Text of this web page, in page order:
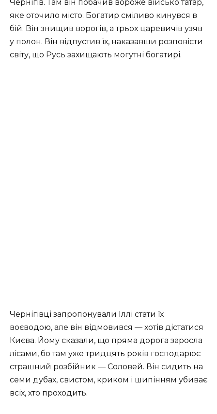
Чернігів. Там він побачив вороже військо татар,
яке оточило місто. Богатир сміливо кинувся в
бій. Він знищив ворогів, а трьох царевичів узяв
у полон. Він відпустив їх, наказавши розповісти
світу, що Русь захищають могутні богатирі.
Чернігівці запропонували Іллі стати їх
воєводою, але він відмовився — хотів дістатися
Києва. Йому сказали, що пряма дорога заросла
лісами, бо там уже тридцять років господарює
страшний розбійник — Соловей. Він сидить на
семи дубах, свистом, криком і шипінням убиває
всіх, хто проходить.